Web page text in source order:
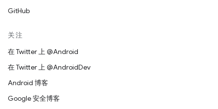
GitHub
关注
在 Twitter 上 @Android
在 Twitter 上 @AndroidDev
Android 博客
Google 安全博客